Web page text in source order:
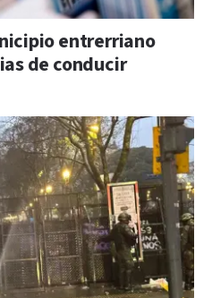
entrerriano
de conducir